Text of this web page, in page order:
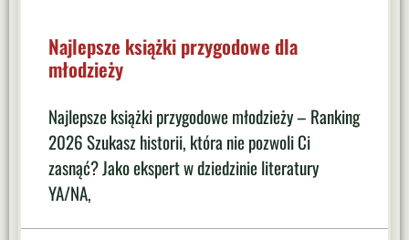
Najlepsze książki przygodowe dla
młodzieży
Najlepsze książki przygodowe młodzieży – Ranking
2026 Szukasz historii, która nie pozwoli Ci
zasnąć? Jako ekspert w dziedzinie literatury
YA/NA,